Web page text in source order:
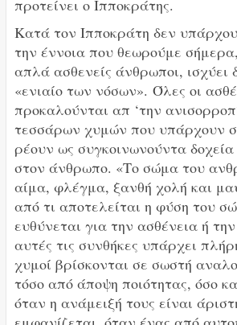
προτείνει ο Ιπποκράτης.
Κατά τον Ιπποκράτη δεν
την έννοια που θεωρούμε
απλά ασθενείς άνθρωποι, ισχύει
«ενιαίο των νόσων». Όλες οι
προκαλούνται απ ‘την
τεσσάρων χυμών που υπάρχουν
ρέουν ως συγκοινωνούντα
στον άνθρωπο. «Το σώμα του
αίμα, φλέγμα, ξανθή χολή και
από τι αποτελείται η φύση του
ευθύνεται για την ασθένεια ή
αυτές τις συνθήκες υπάρχει
χυμοί βρίσκονται σε σωστή
τόσο από άποψη ποιότητας, όσο
όταν η ανάμειξή τους είναι